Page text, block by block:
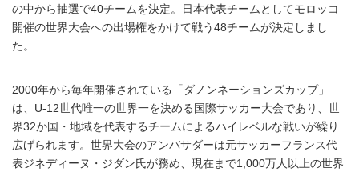
の中から抽選で40チームを決定。日本代表チームとしてモロッコ
開催の世界大会への出場権をかけて戦う48チームが決定しまし
た。
2000年から毎年開催されている「ダノンネーションズカップ」
は、U-12世代唯一の世界一を決める国際サッカー大会であり、世
界32か国・地域を代表するチームによるハイレベルな戦いが繰り
広げられます。世界大会のアンバサダーは元サッカーフランス代
表ジネディーヌ・ジダン氏が務め、現在まで1,000万人以上の世界